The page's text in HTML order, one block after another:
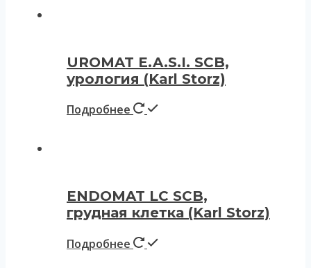
UROMAT E.A.S.I. SCB,
урология (Karl Storz)
Подробнее
ENDOMAT LC SCB,
грудная клетка (Karl Storz)
Подробнее